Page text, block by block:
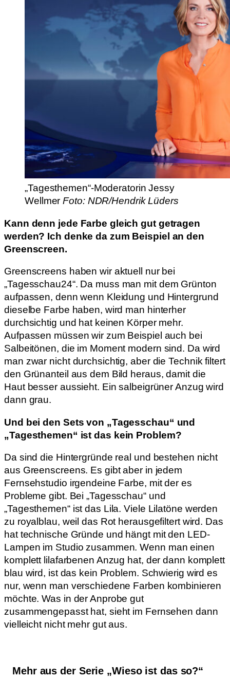
„Tagesthemen“-Moderatorin Jessy
WellmerFoto: NDR/Hendrik Lüders
Kann denn jede Farbe gleich gut getragen
werden? Ich denke da zum Beispiel an den
Greenscreen.
Greenscreens haben wir aktuell nur bei
„Tagesschau24“. Da muss man mit dem Grünton
aufpassen, denn wenn Kleidung und Hintergrund
dieselbe Farbe haben, wird man hinterher
durchsichtig und hat keinen Körper mehr.
Aufpassen müssen wir zum Beispiel auch bei
Salbeitönen, die im Moment modern sind. Da wird
man zwar nicht durchsichtig, aber die Technik filtert
den Grünanteil aus dem Bild heraus, damit die
Haut besser aussieht. Ein salbeigrüner Anzug wird
dann grau.
Und bei den Sets von „Tagesschau“ und
„Tagesthemen“ ist das kein Problem?
Da sind die Hintergründe real und bestehen nicht
aus Greenscreens. Es gibt aber in jedem
Fernsehstudio irgendeine Farbe, mit der es
Probleme gibt. Bei „Tagesschau“ und
„Tagesthemen“ ist das Lila. Viele Lilatöne werden
zu royalblau, weil das Rot herausgefiltert wird. Das
hat technische Gründe und hängt mit den LED-
Lampen im Studio zusammen. Wenn man einen
komplett lilafarbenen Anzug hat, der dann komplett
blau wird, ist das kein Problem. Schwierig wird es
nur, wenn man verschiedene Farben kombinieren
möchte. Was in der Anprobe gut
zusammengepasst hat, sieht im Fernsehen dann
vielleicht nicht mehr gut aus.
Mehr aus der Serie „Wieso ist das so?“